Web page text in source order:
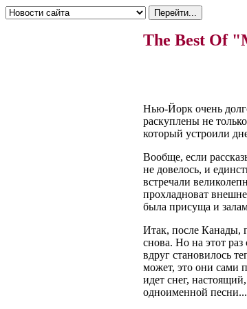
The Best Of
Нью-Йорк очень
раскуплены не
который устроили
Вообще, если
не довелось, и
встречали
прохладноват
была присуща и
Итак, после Канады,
снова. Но на этот
вдруг становилось
может, это они сами
идет снег,
одноименной песни...